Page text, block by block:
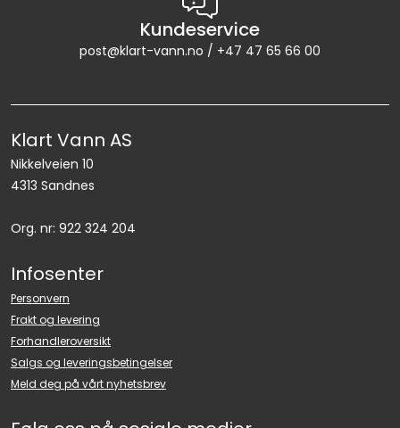
Kundeservice
post@klart-vann.no / +47 47 65 66 00
Klart Vann AS
Nikkelveien 10
4313 Sandnes
Org. nr: 922 324 204
Infosenter
Personvern
Frakt og levering
Forhandleroversikt
Salgs og leveringsbetingelser
Meld deg på vårt nyhetsbrev